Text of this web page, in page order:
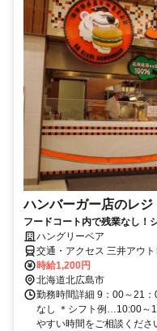
ハンバーガー店のレ
フードコート内で残業なし！
ハングリーベア
交通・アクセス 三井アウ
時給1,200円
北海道北広島市
勤務時間詳細 9：00～21
なし ＊シフト例…10:00～
やすい時間をご相談くださ